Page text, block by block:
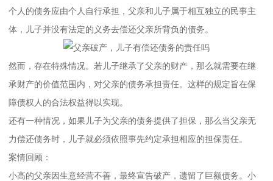
个人的债务应由个人自行承担，父亲和儿子属于相互独立的民事主
体，儿子并没有法定的义务去偿还父亲所背负的债务。
然而，存在特殊情况。若儿子继承了父亲的财产，那么就需要在继
承财产的价值范围内，对父亲的债务承担责任。这样的规定旨在保
障债权人的合法权益得以实现。
还有一种情况，如果儿子为父亲的债务提供了担保，那么当父亲无
力偿还债务时，儿子就必须依照事先约定承担相应的担保责任。
案情回顾：
小高的父亲因生意经营不善，最终宣告破产，遗留了巨额债务。小